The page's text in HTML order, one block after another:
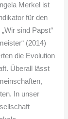
Merkel ist
für den
sind Papst“
(2014)
die Evolution
Überall lässt
In unser